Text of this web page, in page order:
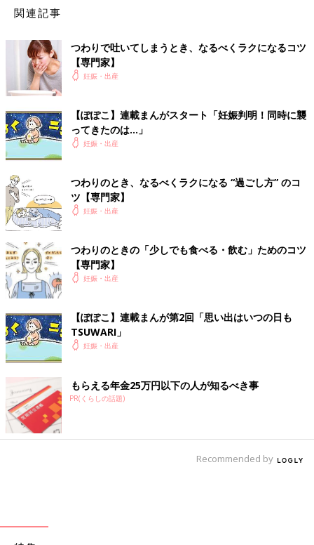
手首の内側、しわの中央から指の横幅3本分の位置にあるツボ。
ここを指で押すと、吐きけ、食欲不振などを軽減する効果が期待
できます。※効果については個人差があります。
監修／岩國亜紀子 先生
イラスト／德丸ゆう 取材・文／たまごクラブ編集部
いつの日もTSUWARI」
看護師でイラストレーターのぽぽこさんによる
連載まんが「めくるめくニンプの世界」。第2
ど、ひどいつわりに悩まされる日々だったと
か…。
つわりのときは、無理せずなるべく休むことがいちばん。そし
て、妊婦さんが自分に合った軽減方法を見つけるのが効果的で
す。「これをしたらラクかも！
ちで、いろいろ試してみましょう。
『初めてのたまごクラブ』2021年夏号には「つら～いつわりを
少しでもラクにするコツ！」特集があります。
参考／『初めてのたまごクラブ』2021年夏号「つら～いつわり
を少しでもラクにするコツ！」
関連記事
つわりで吐いてしまうとき、なるべくラクになるコツ
【専門家】
妊娠・出産
【ぽぽこ】連載まんがスタート「妊娠判明！同時に襲
ってきたのは…」
妊娠・出産
つわりのとき、なるべくラクになる “過ごし方” のコ
ツ【専門家】
妊娠・出産
つわりのときの「少しでも食べる・飲む」ためのコツ
【専門家】
妊娠・出産
【ぽぽこ】連載まんが第2回「思い出はいつの日も
TSUWARI」
妊娠・出産
もらえる年金25万円以下の人が知るべき事
PR(くらしの話題)
Recommended by